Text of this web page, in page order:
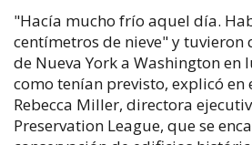
"Hacía mucho frío aquel día.
centímetros de nieve" y tuvieron
de Nueva York a Washington en
como tenían previsto, explicó en
Rebecca Miller, directora
Preservation League, que se